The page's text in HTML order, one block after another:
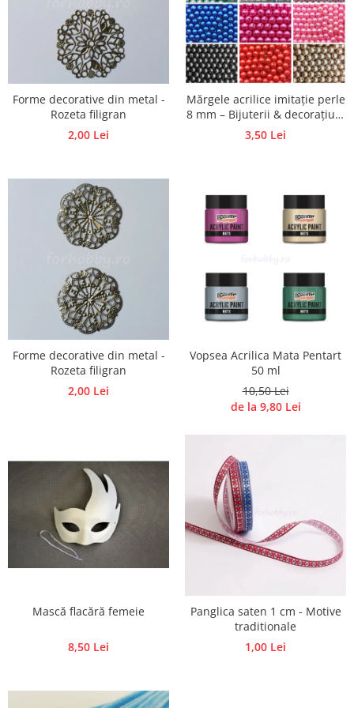
Carton/Hartie efecte speciale
Carton/Hartie Scrapbooking
Carton/Hartie unicolor
Hartie creponata
Hartie reciclata/manuala
Rame, albume, notesuri
Forme/Figurine carton
Panglici, snururi, sarma
Dantela
Panglici craciun
Stampile, sigilii
Stampile silicon
Ustensile, aparate
Forme decorative din metal -
Rozeta filigran
2,00 Lei
Mărgele acrilice imitație perle
8 mm – Bijuterii & decorațiuni
handmade
3,50 Lei
Forme decorative din metal -
Rozeta filigran
2,00 Lei
Vopsea Acrilica Mata Pentart
50 ml
10,50 Lei
de la 9,80 Lei
Mască flacără femeie
8,50 Lei
Panglica saten 1 cm - Motive
traditionale
1,00 Lei